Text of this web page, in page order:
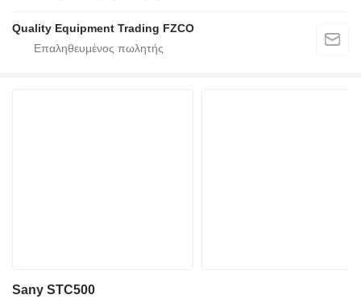
Quality Equipment Trading FZCO
Sany STC500